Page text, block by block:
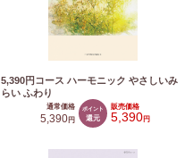
5,390円コース ハーモニック やさしいみ
らい ふわり
通常価格
5,390円
販売価格
5,390円
ポイント
還元